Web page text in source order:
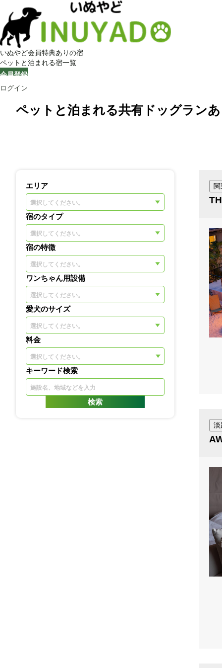
いぬやど会員特典ありの宿
ペットと泊まれる宿一覧
会員登録
ログイン
ペットと泊まれる共有ドッグラン
淡
エリア
選択してください。
宿のタイプ
選択してください。
宿の特徴
選択してください。
ワンちゃん用設備
選択してください。
愛犬のサイズ
選択してください。
料金
キーワード検索